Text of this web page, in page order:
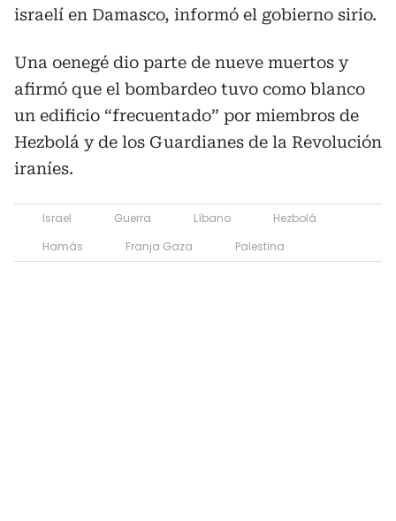
israelí en Damasco, informó el gobierno sirio.
Una oenegé dio parte de nueve muertos y
afirmó que el bombardeo tuvo como blanco
un edificio “frecuentado” por miembros de
Hezbolá y de los Guardianes de la Revolución
iraníes.
Israel Guerra Líbano
Hezbolá
Hamás
Franja Gaza Palestina